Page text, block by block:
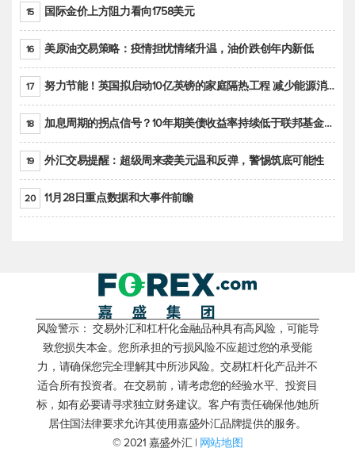
15 国际金价上方阻力看向1758美元
16 美原油交易策略：疫情担忧情绪升温，油价跌创年内新低
17 努力节能！英国拟启动10亿英镑的家庭隔热工程 减少能源消耗
18 加息周期的拐点信号？10年期美债收益率持续低于联邦基金利率目标区间
19 外汇交易提醒：超级周来袭美元温和反弹，警惕筑底可能性
20 11月28日重点数据和大事件前瞻
风险警示： 交易外汇和杠杆化金融品种具有高风险，可能导
致您损失本金。您所承担的亏损风险不应超过您的承受能
力，请确保您完全理解其中所涉风险。交易杠杆化产品并不
适合所有投资者。在交易前，请考虑您的经验水平、投资目
标，如有必要请寻求独立财务建议。客户有责任确保他/她所
居住国法律要求允许其使用嘉盛外汇品牌提供的服务。
© 2021 嘉盛外汇 | 网站地图